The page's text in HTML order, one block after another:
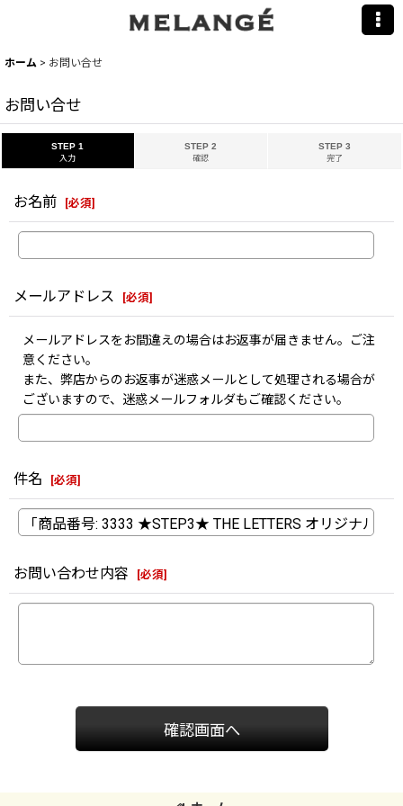
ホーム > お問い合せ
お問い合せ
STEP 1
入力
STEP 2
確認
STEP 3
完了
お名前 [必須]
メールアドレス [必須]
メールアドレスをお間違えの場合はお返事が届きません。ご注
意ください。
また、弊店からのお返事が迷惑メールとして処理される場合が
ございますので、迷惑メールフォルダもご確認ください。
件名 [必須]
お問い合わせ内容 [必須]
確認画面へ